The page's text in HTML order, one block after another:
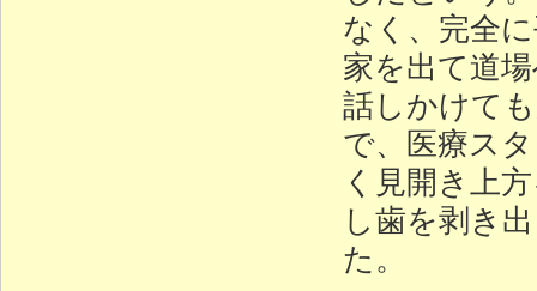
なく、完全
家を出て道
話しかけて
で、医療ス
く見開き上
し歯を剥き
た。